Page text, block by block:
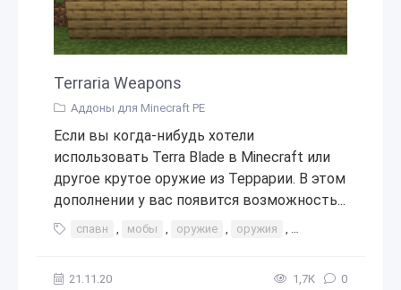
Terraria Weapons
Аддоны для Minecraft PE
Если вы когда-нибудь хотели
использовать Terra Blade в Minecraft или
другое крутое оружие из Террарии. В этом
дополнении у вас появится возможность...
спавн , мобы , оружие , оружия , интересное
21.11.20 1,7К 0